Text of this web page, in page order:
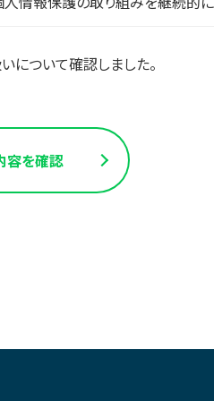
ることがあります。個人情報を
に即して円滑かつ効果的に遂行す
について確認しました。
容を確認